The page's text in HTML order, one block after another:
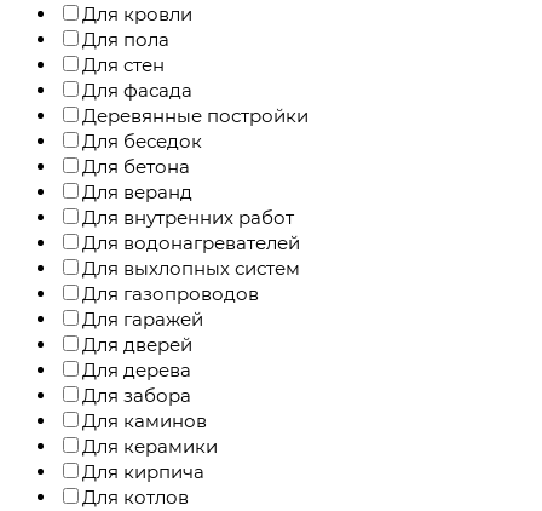
Для кровли
Для пола
Для стен
Для фасада
Деревянные постройки
Для беседок
Для бетона
Для веранд
Для внутренних работ
Для водонагревателей
Для выхлопных систем
Для газопроводов
Для гаражей
Для дверей
Для дерева
Для забора
Для каминов
Для керамики
Для кирпича
Для котлов